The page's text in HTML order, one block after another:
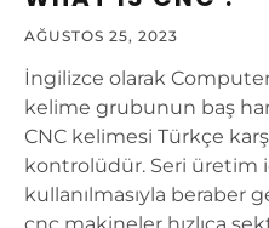
AĞUSTOS 25, 2023
İngilizce olarak
kelime grubunun baş
CNC kelimesi Türkçe
kontrolüdür. Seri üretim
kullanılmasıyla beraber
cnc makineler hızlıca